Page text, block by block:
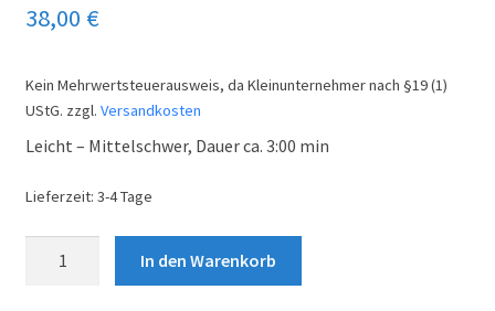
38,00 €
Kein Mehrwertsteuerausweis, da Kleinunternehmer nach §19 (1)
UStG. zzgl. Versandkosten
Leicht – Mittelschwer, Dauer ca. 3:00 min
Lieferzeit: 3-4 Tage
In den Warenkorb